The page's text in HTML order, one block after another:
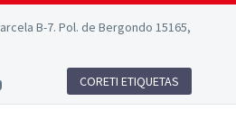
B-7. Pol. de Bergondo 15165,
CORETI ETIQUETAS